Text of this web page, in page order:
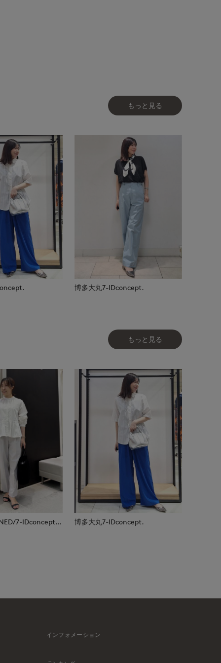
もっと見る
博多大丸7-IDconcept.
もっと見る
福山天満屋店INED/7-IDconcept./Maglie 博多大丸7-IDconcept.
インフォメーション